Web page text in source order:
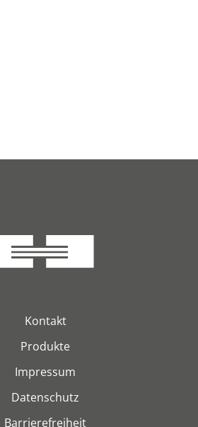
Kontakt
Produkte
Impressum
Datenschutz
Barrierefreiheit